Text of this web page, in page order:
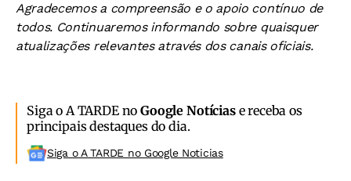
Agradecemos a compreensão e o apoio contínuo de
todos. Continuaremos informando sobre quaisquer
atualizações relevantes através dos canais oficiais.
Siga o A TARDE noGoogle Notíciase receba os
principais destaques do dia.
Siga o A TARDE no Google Noticias